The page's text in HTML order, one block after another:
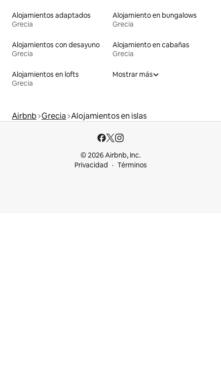
Alojamientos adaptados
Grecia
Alojamiento en bungalows
Grecia
Alojamientos con desayuno
Grecia
Alojamiento en cabañas
Grecia
Alojamientos en lofts
Grecia
Mostrar más
Airbnb Grecia Alojamientos en islas
© 2026 Airbnb, Inc.
Privacidad
Términos